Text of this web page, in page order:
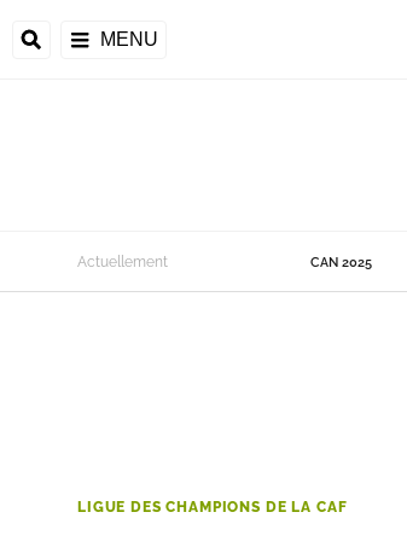
MENU
de la CAF
Actuellement CAN 2025
LIGUE DES CHAMPIONS DE LA CAF